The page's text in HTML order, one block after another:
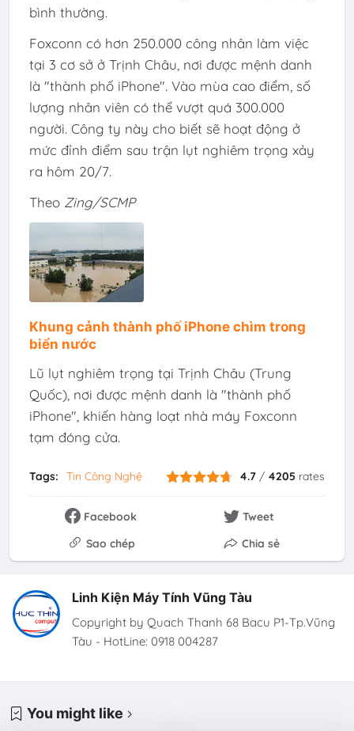
bình thường.
Foxconn có hơn 250.000 công nhân làm việc
tại 3 cơ sở ở Trịnh Châu, nơi được mệnh danh
là "thành phố iPhone". Vào mùa cao điểm, số
lượng nhân viên có thể vượt quá 300.000
người. Công ty này cho biết sẽ hoạt động ở
mức đỉnh điểm sau trận lụt nghiêm trọng xảy
ra hôm 20/7.
Theo Zing/SCMP
Khung cảnh thành phố iPhone chìm trong
biển nước
Lũ lụt nghiêm trọng tại Trịnh Châu (Trung
Quốc), nơi được mệnh danh là "thành phố
iPhone", khiến hàng loạt nhà máy Foxconn
tạm đóng cửa.
Tags: Tin Công Nghệ 4.7 / 4205 rates
Facebook
Tweet
Sao chép
Chia sẻ
Linh Kiện Máy Tính Vũng Tàu
Copyright by Quach Thanh 68 Bacu P1-Tp.Vũng
Tàu - HotLine: 0918 004287
You might like